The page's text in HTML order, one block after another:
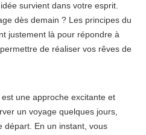
survient dans votre esprit.
dès demain ? Les principes du
justement là pour répondre à
de réaliser vos rêves de
une approche excitante et
un voyage quelques jours,
départ. En un instant, vous